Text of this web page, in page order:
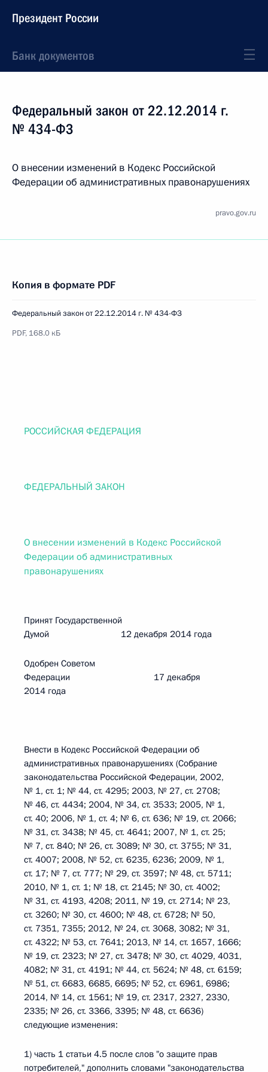
Президент России
Банк документов
Федеральный закон от 22.12.2014 г.
№ 434-ФЗ
О внесении изменений в Кодекс Российской
Федерации об административных правонарушениях
pravo.gov.ru
Копия в формате PDF
Федеральный закон от 22.12.2014 г. № 434-ФЗ
PDF, 168.0 кБ
РОССИЙСКАЯ ФЕДЕРАЦИЯ
ФЕДЕРАЛЬНЫЙ ЗАКОН
О внесении изменений в Кодекс Российской
Федерации об административных
правонарушениях
Принят Государственной
Думой 12 декабря 2014 года
Одобрен Советом
Федерации 17 декабря
2014 года
Внести в Кодекс Российской Федерации об
административных правонарушениях (Собрание
законодательства Российской Федерации, 2002,
№ 1, ст. 1; № 44, ст. 4295; 2003, № 27, ст. 2708;
№ 46, ст. 4434; 2004, № 34, ст. 3533; 2005, № 1,
ст. 40; 2006, № 1, ст. 4; № 6, ст. 636; № 19, ст. 2066;
№ 31, ст. 3438; № 45, ст. 4641; 2007, № 1, ст. 25;
№ 7, ст. 840; № 26, ст. 3089; № 30, ст. 3755; № 31,
ст. 4007; 2008, № 52, ст. 6235, 6236; 2009, № 1,
ст. 17; № 7, ст. 777; № 29, ст. 3597; № 48, ст. 5711;
2010, № 1, ст. 1; № 18, ст. 2145; № 30, ст. 4002;
№ 31, ст. 4193, 4208; 2011, № 19, ст. 2714; № 23,
ст. 3260; № 30, ст. 4600; № 48, ст. 6728; № 50,
ст. 7351, 7355; 2012, № 24, ст. 3068, 3082; № 31,
ст. 4322; № 53, ст. 7641; 2013, № 14, ст. 1657, 1666;
№ 19, ст. 2323; № 27, ст. 3478; № 30, ст. 4029, 4031,
4082; № 31, ст. 4191; № 44, ст. 5624; № 48, ст. 6159;
№ 51, ст. 6683, 6685, 6695; № 52, ст. 6961, 6986;
2014, № 14, ст. 1561; № 19, ст. 2317, 2327, 2330,
2335; № 26, ст. 3366, 3395; № 48, ст. 6636)
следующие изменения:
1) часть 1 статьи 4.5 после слов "о защите прав
потребителей," дополнить словами "законодательства